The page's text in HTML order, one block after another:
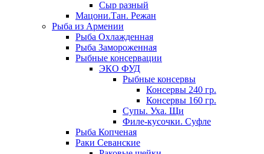
Сыр разный
Мацони.Тан. Режан
Рыба из Армении
Рыба Охлажденная
Рыба Замороженная
Рыбные консервации
ЭКО ФУД
Рыбные консервы
Консервы 240 гр.
Консервы 160 гр.
Супы. Уха. Щи
Филе-кусочки. Суфле
Рыба Копченая
Раки Севанские